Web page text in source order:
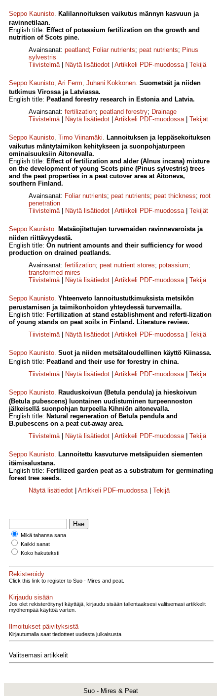
Seppo Kaunisto. Kalilannoituksen vaikutus männyn kasvuun ja
ravinnetilaan.
English title: Effect of potassium fertilization on the growth and
nutrition of Scots pine.
Avainsanat: peatland; Foliar nutrients; peat nutrients; Pinus
sylvestris
Tiivistelmä| Näytä lisätiedot Artikkeli PDF-muodossa| Tekijä
Seppo Kaunisto, Ari Ferm, Juhani Kokkonen. Suometsät ja niiden
tutkimus Virossa ja Latviassa.
English title: Peatland forestry research in Estonia and Latvia.
Avainsanat: fertilization; peatland forestry; Drainage
Tiivistelmä| Näytä lisätiedot Artikkeli PDF-muodossa| Tekijät
Seppo Kaunisto, Timo Viinamäki. Lannoituksen ja leppäsekoituksen
vaikutus mäntytaimikon kehitykseen ja suonpohjaturpeen
ominaisuuksiin Aitonevalla.
English title: Effect of fertilization and alder (Alnus incana) mixture
on the development of young Scots pine (Pinus sylvestris) trees
and the peat properties in a peat cutover area at Aitoneva,
southern Finland.
Avainsanat: Foliar nutrients; peat nutrients; peat thickness; root
penetration
Tiivistelmä| Näytä lisätiedot Artikkeli PDF-muodossa| Tekijät
Seppo Kaunisto. Metsäojitettujen turvemaiden ravinnevaroista ja
niiden riittävyydestä.
English title: On nutrient amounts and their sufficiency for wood
production on drained peatlands.
Avainsanat: fertilization; peat nutrient stores; potassium;
transformed mires
Tiivistelmä| Näytä lisätiedot Artikkeli PDF-muodossa| Tekijä
Seppo Kaunisto. Yhteenveto lannoitustutkimuksista metsikön
perustamisen ja taimikonhoidon yhteydessä turvemailla.
English title: Fertilization at stand establishment and referti-lization
of young stands on peat soils in Finland. Literature review.
Tiivistelmä| Näytä lisätiedot Artikkeli PDF-muodossa| Tekijä
Seppo Kaunisto. Suot ja niiden metsätaloudellinen käyttö Kiinassa.
English title: Peatland and their use for forestry in china.
Tiivistelmä| Näytä lisätiedot Artikkeli PDF-muodossa| Tekijä
Seppo Kaunisto. Rauduskoivun (Betula pendula) ja hieskoivun
(Betula pubescens) luontainen uudistuminen turpeennoston
jälkeisellä suonpohjan turpeella Kihniön aitonevalla.
English title: Natural regeneration of Betula pendula and
B.pubescens on a peat cut-away area.
Tiivistelmä| Näytä lisätiedot Artikkeli PDF-muodossa| Tekijä
Seppo Kaunisto. Lannoitettu kasvuturve metsäpuiden siementen
itämisalustana.
English title: Fertilized garden peat as a substratum for germinating
forest tree seeds.
Näytä lisätiedot
Artikkeli PDF-muodossa| Tekijä
Mikä tahansa sana
Kaikki sanat
Koko hakuteksti
Rekisteröidy
Click this link to register to Suo - Mires and peat.
Kirjaudu sisään
Jos olet rekisteröitynyt käyttäjä, kirjaudu sisään tallentaaksesi valitsemasi artikkelit
myöhempää käyttöä varten.
Ilmoitukset päivityksistä
Kirjautumalla saat tiedotteet uudesta julkaisusta
Valitsemasi artikkelit
Suo - Mires & Peat